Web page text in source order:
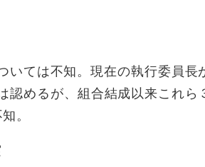
ては不知。現在の執行委員長
認めるが、組合結成以来これら
。